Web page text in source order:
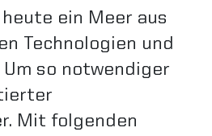
ein Meer aus
Technologien und
so notwendiger
Mit folgenden